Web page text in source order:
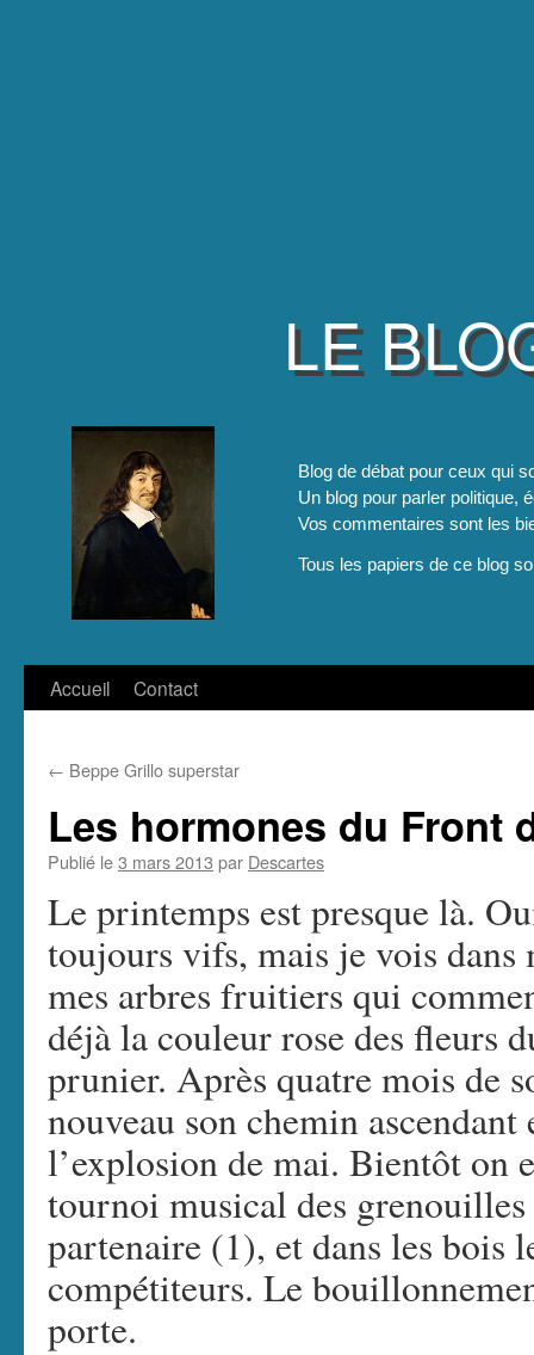
LE
Blog de débat pour ceux qui
Un blog pour parler politique,
Vos commentaires sont les
Tous les papiers de ce blog
Aller
contenu
Accueil Contact
← Beppe Grillo superstar
Les hormones du Front
Publié le3 mars 2013 par Descartes
Le printemps est presque là.
toujours vifs, mais je vois
mes arbres fruitiers qui
déjà la couleur rose des fleurs
prunier. Après quatre mois de
nouveau son chemin
l’explosion de mai. Bientôt on
tournoi musical des
partenaire (1), et dans les bois
compétiteurs. Le
porte.